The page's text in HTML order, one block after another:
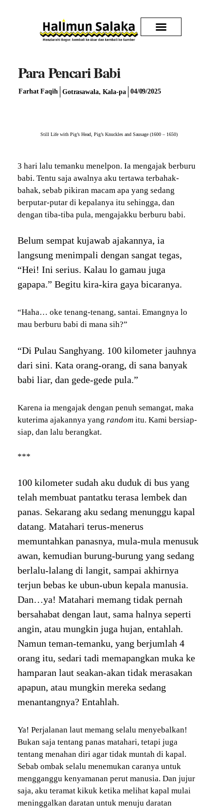
Para Pencari Babi
Farhat Faqih Gotrasawala, Kala-pa 04/09/2025
Still Life with Pig’s Head, Pig’s Knuckles and Sausage (1600 – 1650)
3 hari lalu temanku menelpon. Ia mengajak berburu
babi. Tentu saja awalnya aku tertawa terbahak-
bahak, sebab pikiran macam apa yang sedang
berputar-putar di kepalanya itu sehingga, dan
dengan tiba-tiba pula, mengajakku berburu babi.
Belum sempat kujawab ajakannya, ia
langsung menimpali dengan sangat tegas,
“Hei! Ini serius. Kalau lo gamau juga
gapapa.” Begitu kira-kira gaya bicaranya.
“Haha… oke tenang-tenang, santai. Emangnya lo
mau berburu babi di mana sih?”
“Di Pulau Sanghyang. 100 kilometer jauhnya
dari sini. Kata orang-orang, di sana banyak
babi liar, dan gede-gede pula.”
Karena ia mengajak dengan penuh semangat, maka
kuterima ajakannya yang randomitu. Kami bersiap-
siap, dan lalu berangkat.
***
100 kilometer sudah aku duduk di bus yang
telah membuat pantatku terasa lembek dan
panas. Sekarang aku sedang menunggu kapal
datang. Matahari terus-menerus
memuntahkan panasnya, mula-mula menusuk
awan, kemudian burung-burung yang sedang
berlalu-lalang di langit, sampai akhirnya
terjun bebas ke ubun-ubun kepala manusia.
Dan…ya! Matahari memang tidak pernah
bersahabat dengan laut, sama halnya seperti
angin, atau mungkin juga hujan, entahlah.
Namun teman-temanku, yang berjumlah 4
orang itu, sedari tadi memapangkan muka ke
hamparan laut seakan-akan tidak merasakan
apapun, atau mungkin mereka sedang
menantangnya? Entahlah.
Ya! Perjalanan laut memang selalu menyebalkan!
Bukan saja tentang panas matahari, tetapi juga
tentang menahan diri agar tidak muntah di kapal.
Sebab ombak selalu menemukan caranya untuk
mengganggu kenyamanan perut manusia. Dan jujur
saja, aku teramat kikuk ketika melihat kapal mulai
meninggalkan daratan untuk menuju daratan